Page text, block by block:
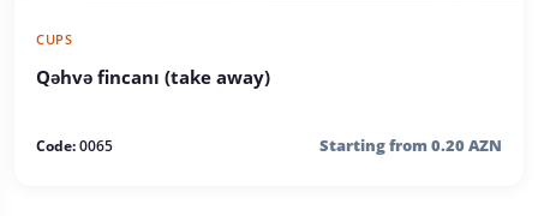
CUPS
Qəhvə fincanı (take away)
Code:0065 Starting from 0.20 AZN